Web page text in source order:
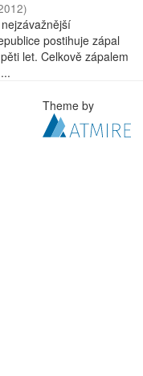
)
postihuje zápal
let. Celkově zápalem
Theme by